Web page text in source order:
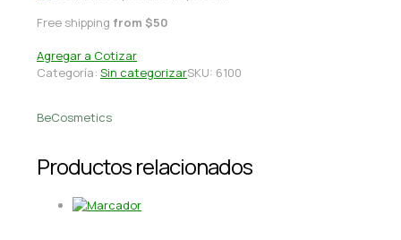
Free shipping from $50
Agregar a Cotizar
Categoría: Sin categorizarSKU: 6100
BeCosmetics
Productos relacionados